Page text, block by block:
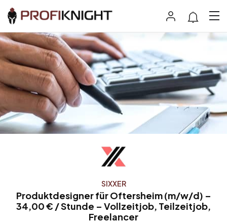
SIXXER
Produktdesigner für Oftersheim (m/w/d) –
34,00 € / Stunde – Vollzeitjob, Teilzeitjob,
Freelancer